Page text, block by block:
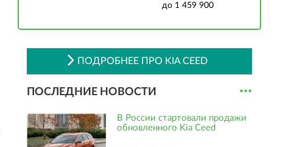
до 1 459 900
ПОДРОБНЕЕ ПРО KIA CEED
ПОСЛЕДНИЕ НОВОСТИ ...
В России стартовали продажи
обновленного Kia Ceed